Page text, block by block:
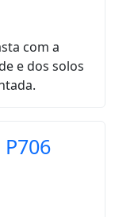
com a
e dos solos